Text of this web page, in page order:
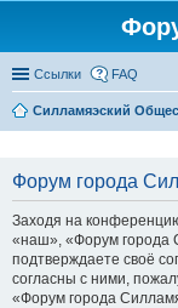
Ссылки FAQ
Силламяэский
Форум города
Заходя на
«наш», «Форум города
подтверждаете своё
согласны с ними,
«Форум города